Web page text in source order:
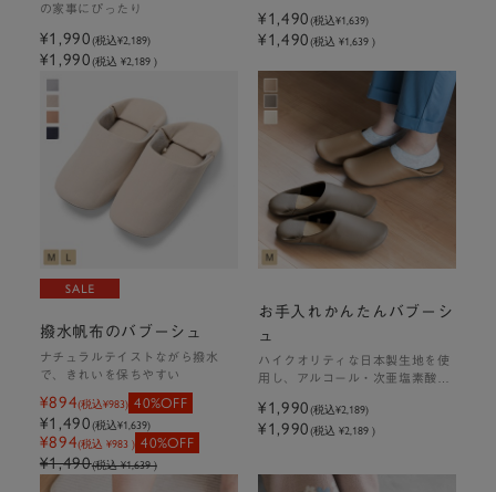
の家事にぴったり
¥1,990(税込¥2,189)
¥1,990(税込 ¥2,189 )
¥1,490(税込¥1,639)
¥1,490(税込 ¥1,639 )
撥水帆布のバブーシュ
ナチュラルテイストながら撥水
で、きれいを保ちやすい
¥894(税込¥983) 40%OFF
¥1,490(税込¥1,639)
¥894(税込 ¥983 ) 40%OFF
¥1,490(税込 ¥1,639 )
お手入れかんたんバブーシ
ュ
ハイクオリティな日本製生地を使
用し、アルコール・次亜塩素酸対
¥1,990(税込¥2,189)
¥1,990(税込 ¥2,189 )